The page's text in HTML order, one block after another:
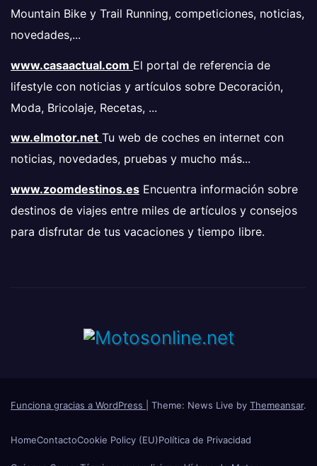
Mountain Bike y Trail Running, competiciones, noticias,
novedades,...
www.casaactual.com El portal de referencia de
lifestyle con noticias y artículos sobre Decoración,
Moda, Bricolaje, Recetas, ...
ww.elmotor.net Tu web de coches en internet con
noticias, novedades, pruebas y mucho más...
www.zoomdestinos.es Encuentra información sobre
destinos de viajes entre miles de artículos y consejos
para disfrutar de tus vacaciones y tiempo libre.
Funciona gracias a WordPress Theme: News Live by Themeansar.
HomeContactoCookie Policy (EU)Política de Privacidad